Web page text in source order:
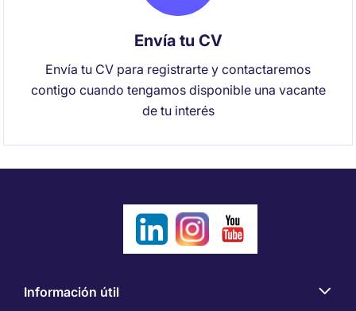
Envía tu CV
Envía tu CV para registrarte y contactaremos
contigo cuando tengamos disponible una vacante
de tu interés
Información útil